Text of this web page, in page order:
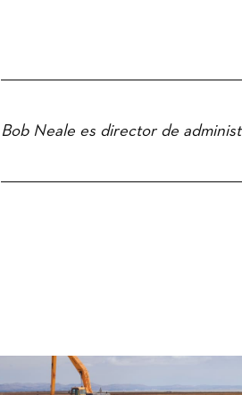
Bob Neale es director de